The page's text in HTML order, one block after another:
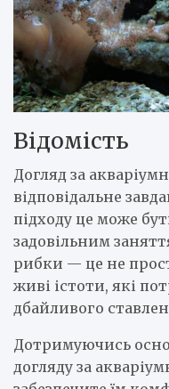
Відомість
Догляд за
відповідальне
підходу це може
задовільним
рибки — це не
живі істоти, які
дбайливого
Дотримуючись
догляду за